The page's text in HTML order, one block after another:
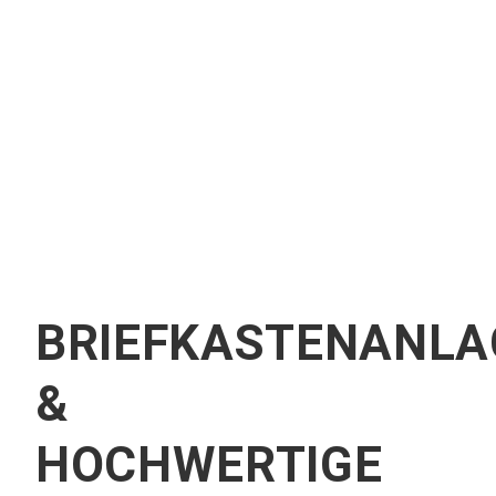
&
HOCHWERTIGE